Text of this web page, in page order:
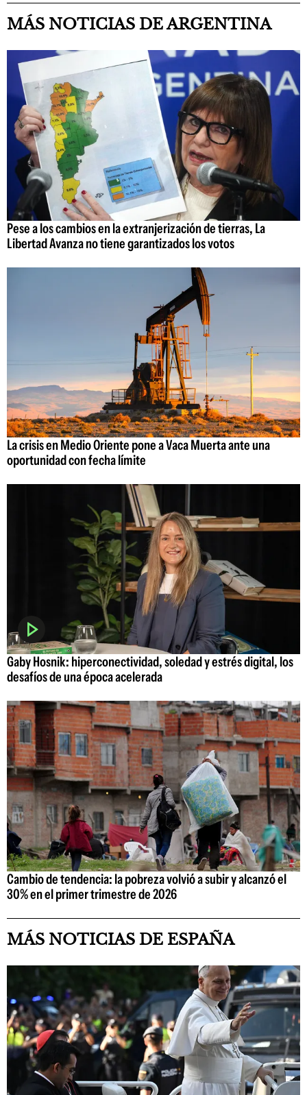
MÁS NOTICIAS DE ARGENTINA
Pese a los cambios en la extranjerización de tierras, La
Libertad Avanza no tiene garantizados los votos
La crisis en Medio Oriente pone a Vaca Muerta ante una
oportunidad con fecha límite
Gaby Hosnik: hiperconectividad, soledad y estrés digital, los
desafíos de una época acelerada
Cambio de tendencia: la pobreza volvió a subir y alcanzó el
30% en el primer trimestre de 2026
MÁS NOTICIAS DE ESPAÑA